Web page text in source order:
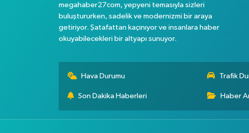
megahaber27com, yepyeni temasıyla sizleri
buluştururken, sadelik ve modernizmi bir araya
getiriyor. Şatafattan kaçınıyor ve insanlara haber
okuyabilecekleri bir altyapı sunuyor.
Hava Durumu Trafik
Son Dakika Haberleri Haber